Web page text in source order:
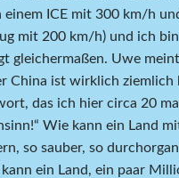
einem ICE mit 300 km/h
mit 200 km/h) und ich
gleichermaßen. Uwe
China ist wirklich ziemlich
das ich hier circa 20
Wie kann ein Land
so sauber, so
ein Land, ein paar